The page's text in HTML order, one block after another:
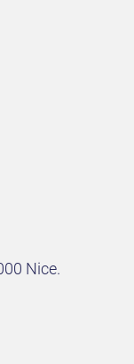
Nice.